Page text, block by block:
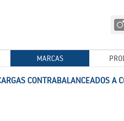
MARCAS
CONTRABALANCEADOS A